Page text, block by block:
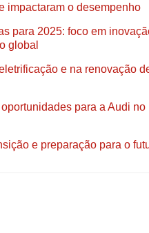
impactaram o desempenho
para 2025: foco em
global
e na renovação
para a Audi no
e preparação para o